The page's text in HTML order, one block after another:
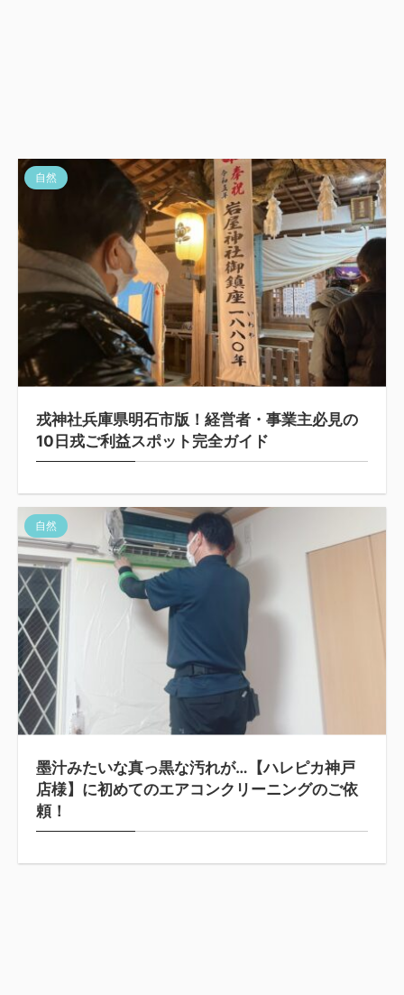
自然
戎神社兵庫県明石市版！経営者・事業主必見の
10日戎ご利益スポット完全ガイド
自然
墨汁みたいな真っ黒な汚れが…【ハレピカ神戸
店様】に初めてのエアコンクリーニングのご依
頼！